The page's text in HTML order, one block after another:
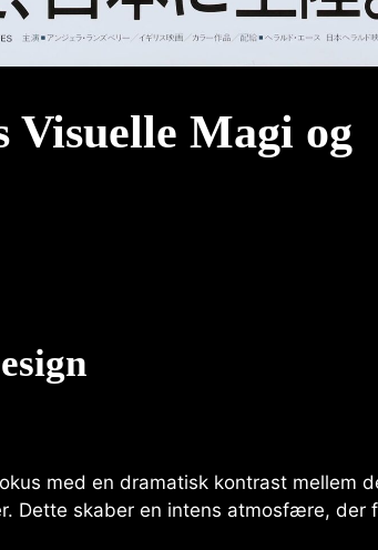
Visuelle Magi og
med en dramatisk kontrast mellem
Dette skaber en intens atmosfære, der